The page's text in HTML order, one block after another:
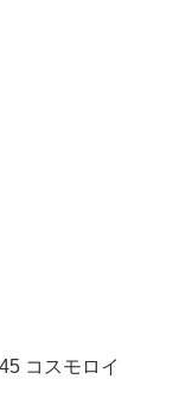
コスモロイ